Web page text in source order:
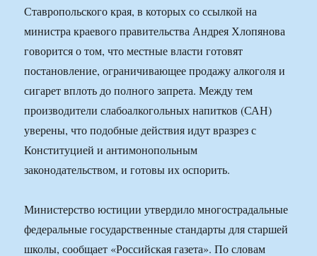
Ставропольского края, в которых со ссылкой на
министра краевого правительства Андрея Хлопянова
говорится о том, что местные власти готовят
постановление, ограничивающее продажу алкоголя и
сигарет вплоть до полного запрета. Между тем
производители слабоалкогольных напитков (САН)
уверены, что подобные действия идут вразрез с
Конституцией и антимонопольным
законодательством, и готовы их оспорить.
Министерство юстиции утвердило многострадальные
федеральные государственные стандарты для старшей
школы, сообщает «Российская газета». По словам